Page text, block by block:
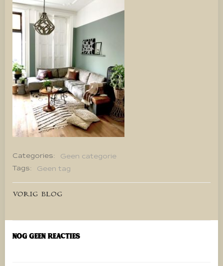
Categories:
Geen categorie
Tags:
Geen tag
Bericht
navigatie
VORIG BLOG
Nog geen reacties